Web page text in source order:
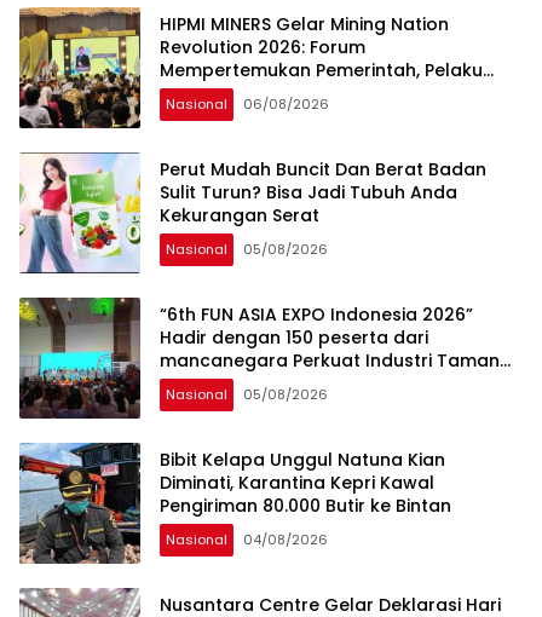
sama Memberikan Kontribusi bagi
Pembangunan Nasional.
HIPMI MINERS Gelar Mining Nation
Revolution 2026: Forum
Mempertemukan Pemerintah, Pelaku
Industri, Investor, Akademisi, dan
Pengusaha dalam Mendukung
Nasional 06/08/2026
Perut Mudah Buncit Dan Berat Badan
Sulit Turun? Bisa Jadi Tubuh Anda
Kekurangan Serat
Nasional 05/08/2026
“6th FUN ASIA EXPO Indonesia 2026”
Hadir dengan 150 peserta dari
mancanegara Perkuat Industri Taman
Rekreasi dan Ekosistem Pariwisata di
Tanah Air
Nasional 05/08/2026
Bibit Kelapa Unggul Natuna Kian
Diminati, Karantina Kepri Kawal
Pengiriman 80.000 Butir ke Bintan
Nasional 04/08/2026
Nusantara Centre Gelar Deklarasi Hari